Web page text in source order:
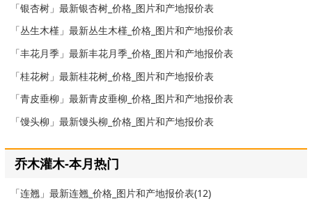
「银杏树」最新银杏树_价格_图片和产地报价表
「丛生木槿」最新丛生木槿_价格_图片和产地报价表
「丰花月季」最新丰花月季_价格_图片和产地报价表
「桂花树」最新桂花树_价格_图片和产地报价表
「青皮垂柳」最新青皮垂柳_价格_图片和产地报价表
「馒头柳」最新馒头柳_价格_图片和产地报价表
乔木灌木-本月热门
「连翘」最新连翘_价格_图片和产地报价表(12)